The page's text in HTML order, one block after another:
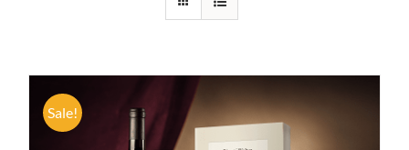
Sale!